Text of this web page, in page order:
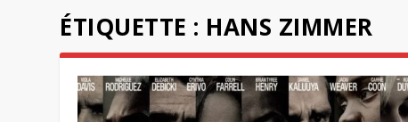
ÉTIQUETTE : HANS ZIMMER